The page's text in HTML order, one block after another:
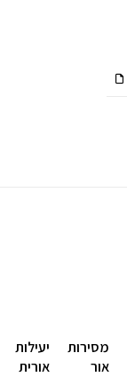
מסירות
אור
יעילות
אורית